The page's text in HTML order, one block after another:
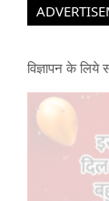
विज्ञापन के